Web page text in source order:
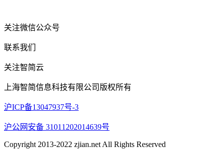
关注微信公众号
联系我们
关注智简云
上海智简信息科技有限公司版权所有
沪ICP备13047937号-3
沪公网安备 31011202014639号
Copyright 2013-2022 zjian.net All Rights Reserved